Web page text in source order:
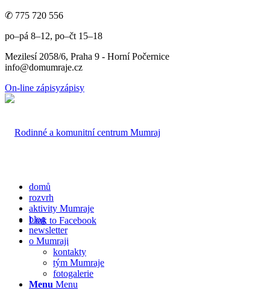
✆ 775 720 556
po–pá 8–12, po–čt 15–18
Mezilesí 2058/6, Praha 9 - Horní Počernice
info@domumraje.cz
On-line zápisyzápisy
Link to Facebook
domů
rozvrh
aktivity Mumraje
blog
newsletter
o Mumraji
kontakty
tým Mumraje
fotogalerie
Menu Menu